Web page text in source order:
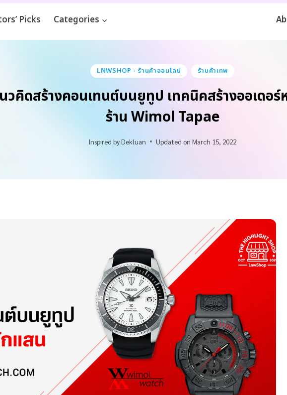
Picks Categories
LNWSHOP - ร้านค้าออนไลน์ ร้านค้าเทพ
วคิดสร้างคอนเทนต์บนยูทูป เทคนิคสร้างออเดอ
ร้าน Wimol Tapae
Inspired byDekluan Updated on March 15, 2022